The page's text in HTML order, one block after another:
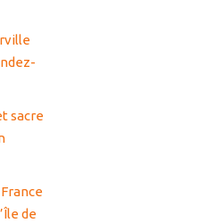
sacre
de